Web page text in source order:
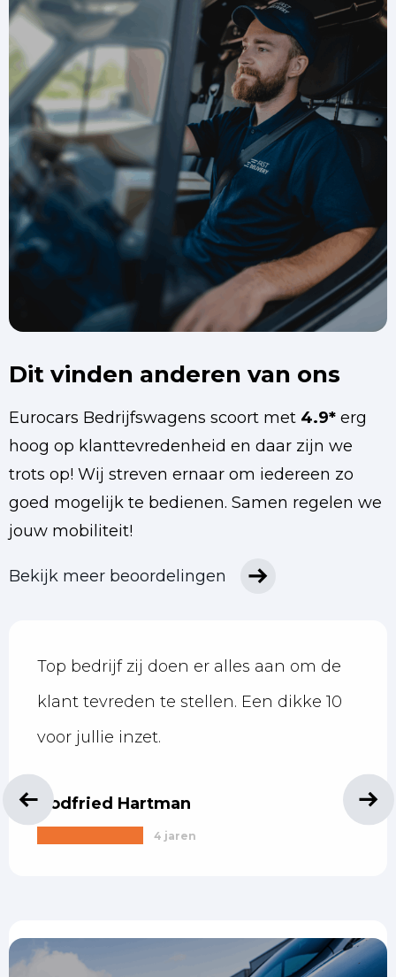
Dit vinden anderen van ons
Eurocars Bedrijfswagens scoort met 4.9* erg
hoog op klanttevredenheid en daar zijn we
trots op! Wij streven ernaar om iedereen zo
goed mogelijk te bedienen. Samen regelen we
jouw mobiliteit!
Bekijk meer beoordelingen
Top bedrijf zij doen er alles aan om de
klant tevreden te stellen. Een dikke 10
voor jullie inzet.
Godfried Hartman
4 jaren